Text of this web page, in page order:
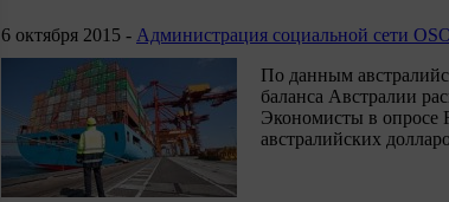
6 октября 2015 - Администрация социальной сети
По данным
баланса Австралии
Экономисты в опросе
австралийских